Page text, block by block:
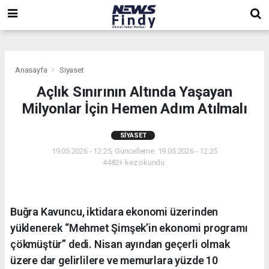
Anasayfa Siyaset
Açlık Sınırının Altında Yaşayan
Milyonlar İçin Hemen Adım Atılmalı
SIYASET
19.05.2026 - 12:25, Güncelleme: 19.05.2026 - 12:25
4482+ kez okundu.
Buğra Kavuncu, iktidara ekonomi üzerinden
yüklenerek “Mehmet Şimşek’in ekonomi programı
çökmüştür” dedi. Nisan ayından geçerli olmak
üzere dar gelirlilere ve memurlara yüzde 10